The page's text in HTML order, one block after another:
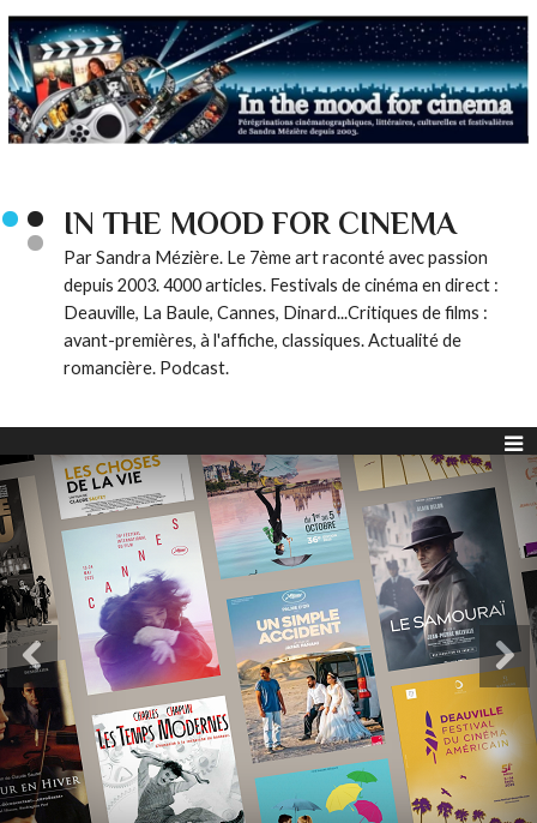
IN THE MOOD FOR CINEMA
Par Sandra Mézière. Le 7ème art raconté avec passion
depuis 2003. 4000 articles. Festivals de cinéma en direct :
Deauville, La Baule, Cannes, Dinard...Critiques de films :
avant-premières, à l'affiche, classiques. Actualité de
romancière. Podcast.